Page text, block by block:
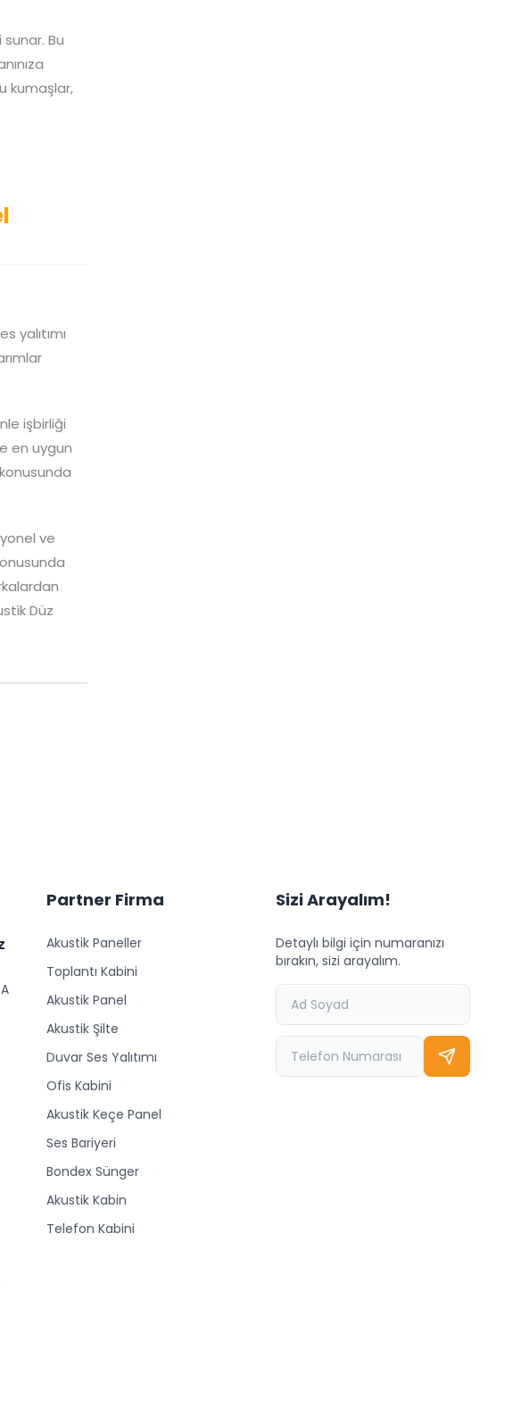
Bu
kumaşlar,
yalıtımı
işbirliği
en uygun
ve
Düz
Partner Firma
Akustik Paneller
Toplantı Kabini
Akustik Panel
Akustik Şilte
Duvar Ses Yalıtımı
Ofis Kabini
Akustik Keçe Panel
Ses Bariyeri
Bondex Sünger
Akustik Kabin
Telefon Kabini
Sizi Arayalım!
Detaylı bilgi için numaranızı
bırakın, sizi arayalım.